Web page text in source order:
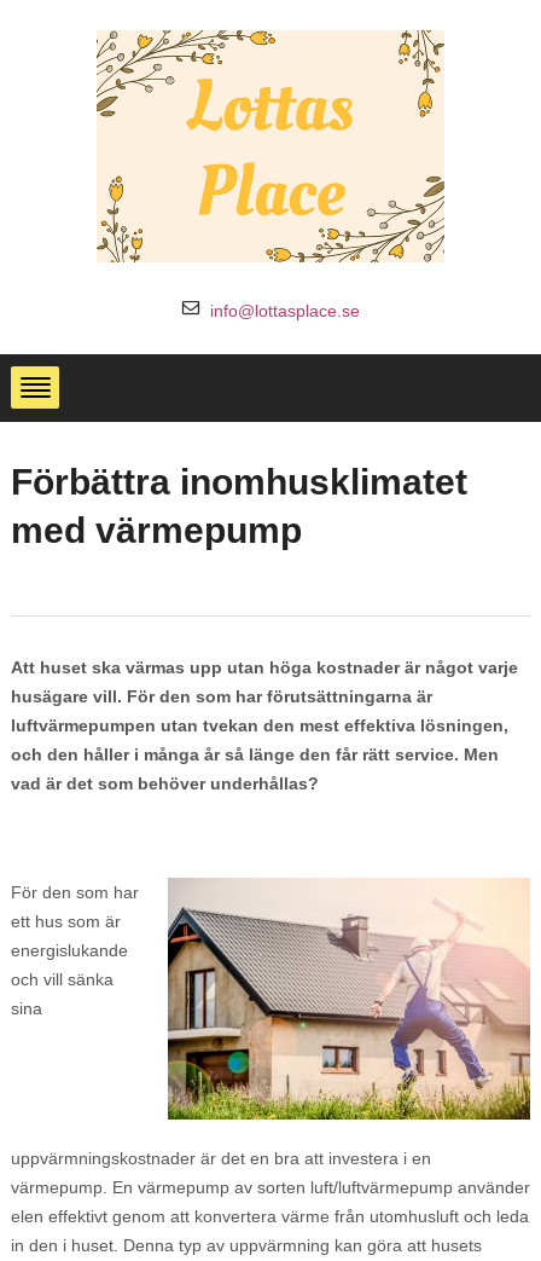
info@lottasplace.se
Förbättra inomhusklimatet
med värmepump
Att huset ska värmas upp utan höga kostnader är något varje
husägare vill. För den som har förutsättningarna är
luftvärmepumpen utan tvekan den mest effektiva lösningen,
och den håller i många år så länge den får rätt service. Men
vad är det som behöver underhållas?
För den som har
ett hus som är
energislukande
och vill sänka
sina
uppvärmningskostnader är det en bra att investera i en
värmepump. En värmepump av sorten luft/luftvärmepump använder
elen effektivt genom att konvertera värme från utomhusluft och leda
in den i huset. Denna typ av uppvärmning kan göra att husets